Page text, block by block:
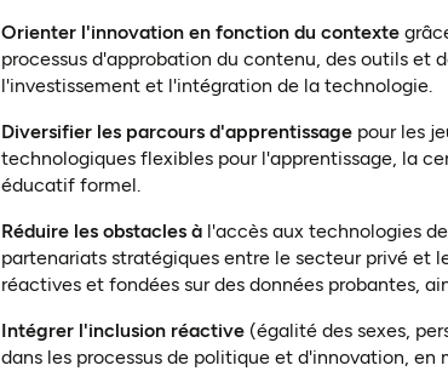
Orienter l'innovation en fonction du contexte
processus d'approbation du contenu, des outils et
l'investissement et l'intégration de la technologie.
Diversifier les parcours d'apprentissage pour les
technologiques flexibles pour l'apprentissage, la
éducatif formel.
Réduire les obstacles à l'accès aux technologies
partenariats stratégiques entre le secteur privé et
réactives et fondées sur des données probantes,
Intégrer l'inclusion réactive (égalité des sexes,
dans les processus de politique et d'innovation,